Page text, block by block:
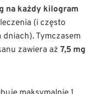
na każdy kilogram
(i często
Tymczasem
zawiera aż 7,5 mg